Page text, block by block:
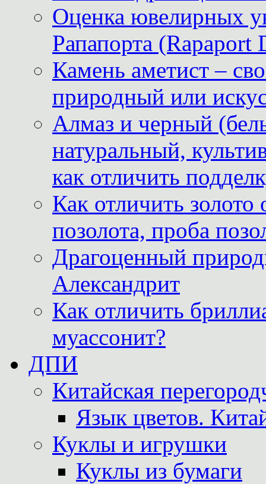
Оценка ювелирных
Рапапорта (Rapaport
Камень аметист –
природный или
Алмаз и черный
натуральный,
как отличить
Как отличить
позолота, проба
Драгоценный
Александрит
Как отличить
муассонит?
ДПИ
Китайская
Язык цветов.
Куклы и игрушки
Куклы из бумаги